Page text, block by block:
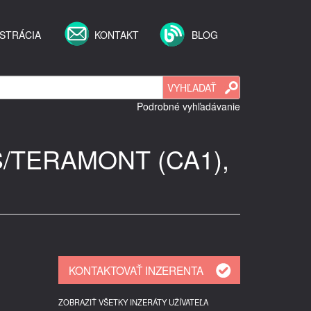
KONTAKT BLOG
Podrobné vyhľadávanie
(CA1),
ZOBRAZIŤ VŠETKY INZERÁTY UŽÍVATEĽA